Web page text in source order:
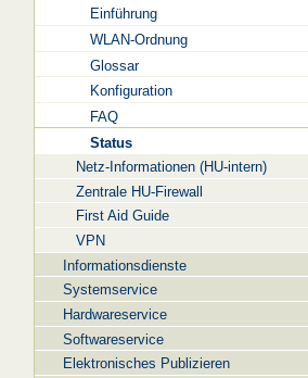
Einführung
WLAN-Ordnung
Glossar
Konfiguration
FAQ
Status
Netz-Informationen (HU-intern)
Zentrale HU-Firewall
First Aid Guide
VPN
Informationsdienste
Systemservice
Hardwareservice
Softwareservice
Elektronisches Publizieren